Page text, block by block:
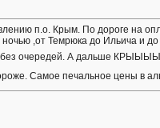
п.о. Крым. По дороге на
,от Темрюка до Ильича и
без очередей. А дальше
Самое печальное цены в